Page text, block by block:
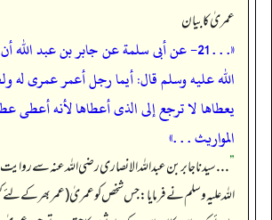
عمریٰ کا بیان
«. . . 21- عن أبى سلمة عن جابر بن عبد الله
الله عليه وسلم قال: أيما رجل أعمر عمرى له
يعطاها لا ترجع إلى الذى أعطاها لأنه أعطى
المواريث . . .»
”. . . سیدنا جابر بن عبداللہ الانصاری رضی اللہ عنہ سے
اللہ علیہ وسلم نے فرمایا: جس شخص کو عمریٰ (عمر بھر کے لئے